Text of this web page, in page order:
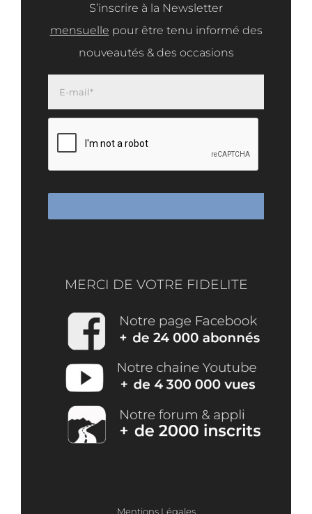
S’inscrire à la Newsletter
mensuelle pour être tenu informé des
nouveautés & des occasions
MERCI DE VOTRE FIDELITE
Mentions Légales